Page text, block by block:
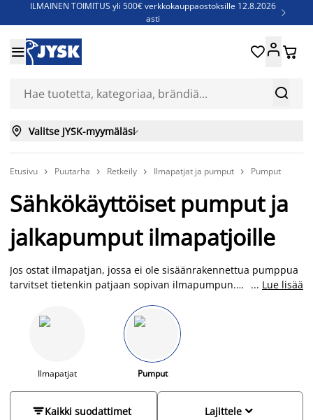
ILMAINEN TOIMITUS yli 500€ verkkokauppaostoksille 12.8.2026
asti

Jenkkisänkyjä - Säästä jopa 60%


 
 Valitse JYSK-myymäläsi
Etusivu  Puutarha  Retkeily  Ilmapatjat ja pumput  Pumput
Sähkökäyttöiset pumput ja
jalkapumput ilmapatjoille
Jos ostat ilmapatjan, jossa ei ole sisäänrakennettua pumppua
tarvitset tietenkin patjaan sopivan ilmapumpun.
sekä sähkökäyttöisen ilmapumpun ilmapatjallesi aina
edulliseen hintaan. Tutustu valikoimaamme ja osta sopiva
pumppu verkkokaupastamme tai
lähimmästä myymälästäsi.
... Lue lisää
Ilmapatjat Pumput
Kaikki suodattimet 
Lajittele